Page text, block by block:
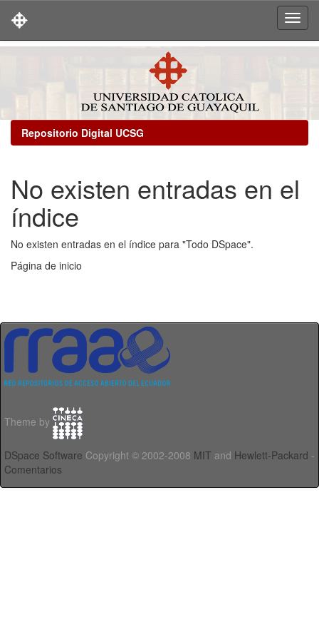
Repositorio Digital UCSG
No existen entradas en el
índice
No existen entradas en el índice para "Todo DSpace".
Página de inicio
Theme by
DSpace Software Copyright © 2002-2008 MIT and Hewlett-Packard -
Comentarios